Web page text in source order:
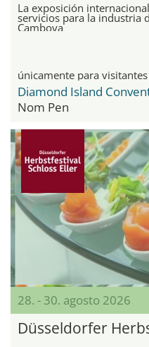
La exposición
servicios para la industria
Camboya
únicamente para
Nom Pen
28. - 30. agosto 2026
Düsseldorfer